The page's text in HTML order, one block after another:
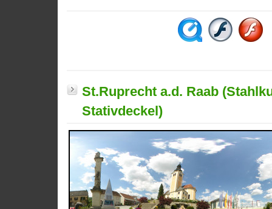
St.Ruprecht a.d. Raab
Stativdeckel)